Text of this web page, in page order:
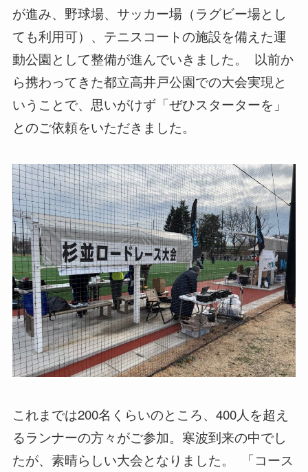
が進み、野球場、サッカー場（ラグビー場とし
ても利用可）、テニスコートの施設を備えた運
動公園として整備が進んでいきました。 ⁡ 以前か
ら携わってきた都立高井戸公園での大会実現と
いうことで、思いがけず「ぜひスターターを」
とのご依頼をいただきました。 ⁡
これまでは200名くらいのところ、400人を超え
るランナーの方々がご参加。寒波到来の中でし
たが、素晴らしい大会となりました。 ⁡ 「コース